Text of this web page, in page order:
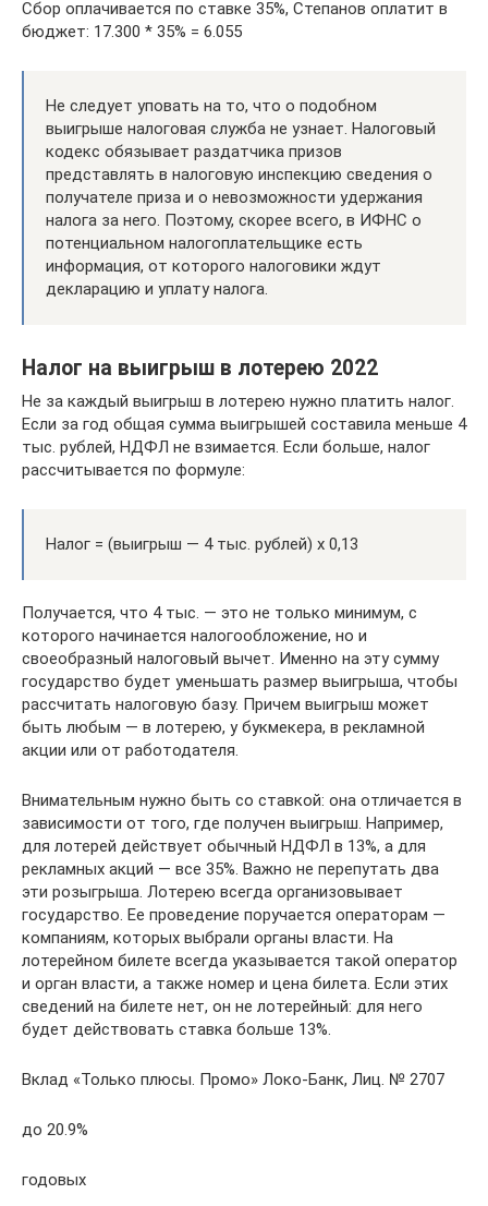
Сбор оплачивается по ставке 35%, Степанов оплатит в
бюджет: 17.300 * 35% = 6.055
Не следует уповать на то, что о подобном
выигрыше налоговая служба не узнает. Налоговый
кодекс обязывает раздатчика призов
представлять в налоговую инспекцию сведения о
получателе приза и о невозможности удержания
налога за него. Поэтому, скорее всего, в ИФНС о
потенциальном налогоплательщике есть
информация, от которого налоговики ждут
декларацию и уплату налога.
Налог на выигрыш в лотерею 2022
Не за каждый выигрыш в лотерею нужно платить налог.
Если за год общая сумма выигрышей составила меньше 4
тыс. рублей, НДФЛ не взимается. Если больше, налог
рассчитывается по формуле:
Налог = (выигрыш — 4 тыс. рублей) х 0,13
Получается, что 4 тыс. — это не только минимум, с
которого начинается налогообложение, но и
своеобразный налоговый вычет. Именно на эту сумму
государство будет уменьшать размер выигрыша, чтобы
рассчитать налоговую базу. Причем выигрыш может
быть любым — в лотерею, у букмекера, в рекламной
акции или от работодателя.
Внимательным нужно быть со ставкой: она отличается в
зависимости от того, где получен выигрыш. Например,
для лотерей действует обычный НДФЛ в 13%, а для
рекламных акций — все 35%. Важно не перепутать два
эти розыгрыша. Лотерею всегда организовывает
государство. Ее проведение поручается операторам —
компаниям, которых выбрали органы власти. На
лотерейном билете всегда указывается такой оператор
и орган власти, а также номер и цена билета. Если этих
сведений на билете нет, он не лотерейный: для него
будет действовать ставка больше 13%.
Вклад «Только плюсы. Промо» Локо-Банк, Лиц. № 2707
до 20.9%
годовых